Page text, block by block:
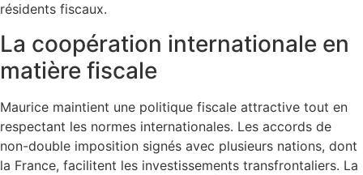
résidents fiscaux.
La coopération internationale en
matière fiscale
Maurice maintient une politique fiscale attractive tout en
respectant les normes internationales. Les accords de
non-double imposition signés avec plusieurs nations, dont
la France, facilitent les investissements transfrontaliers. La